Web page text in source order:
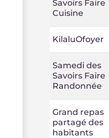
Savoirs Faire
Cuisine
KilaluOfoyer
Samedi des
Savoirs Faire
Randonnée
Grand repas
partagé des
habitants